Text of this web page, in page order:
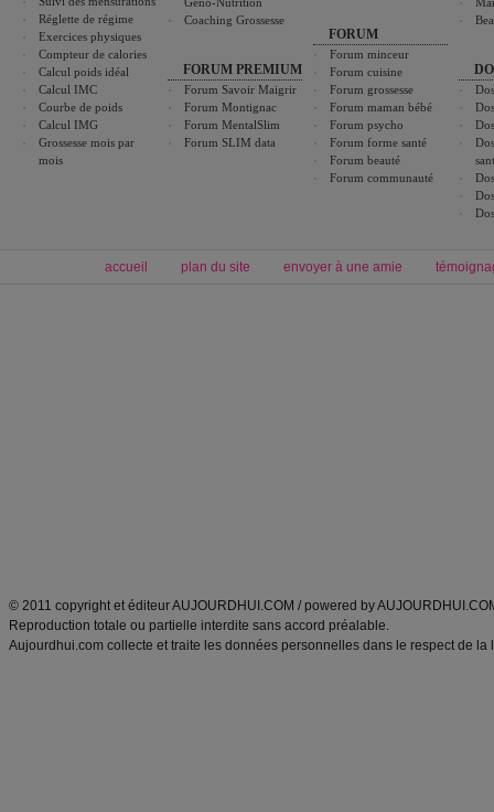
Réglette de régime
Exercices physiques
Compteur de calories
Calcul poids idéal
Calcul IMC
Courbe de poids
Calcul IMG
Grossesse mois par
mois
Coaching Grossesse
FORUM PREMIUM
Forum Savoir Maigrir
Forum Montignac
Forum MentalSlim
Forum SLIM data
FORUM
Forum minceur
Forum cuisine
Forum grossesse
Forum maman bébé
Forum psycho
Forum forme santé
Forum beauté
Forum communauté
accueil plan du site envoyer à une amie
© 2011 copyright et éditeur AUJOURDHUI.COM / powered by
Reproduction totale ou partielle interdite sans accord préalable.
Aujourdhui.com collecte et traite les données personnelles dans le respect de